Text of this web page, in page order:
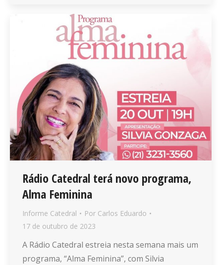
Rádio Catedral terá novo programa,
Alma Feminina
Informe Catedral Por Carlos Eduardo
17 de outubro de 2023
A Rádio Catedral estreia nesta semana mais um
programa, “Alma Feminina”, com Silvia